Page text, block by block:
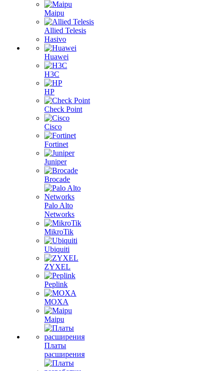
Maipu
Allied Telesis
Hasivo
Huawei
H3C
HP
Check Point
Cisco
Fortinet
Juniper
Brocade
Palo Alto
Networks
MikroTik
Ubiquiti
ZYXEL
Peplink
MOXA
Maipu
Платы
расширения